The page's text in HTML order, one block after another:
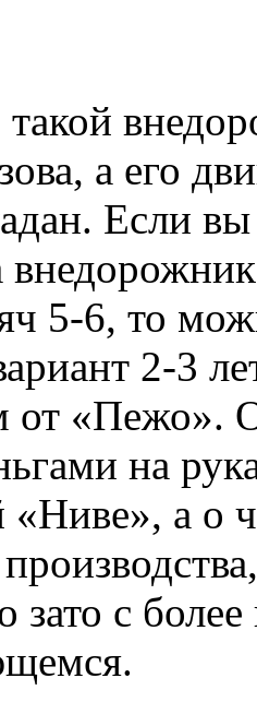
а его
Если вы
5-6, то
2-3
от «Пежо».
на
«Ниве», а о
зато с